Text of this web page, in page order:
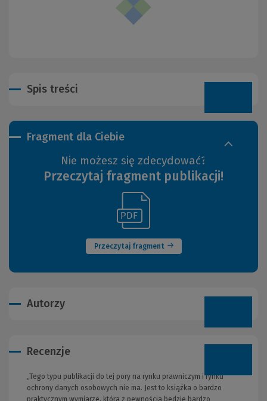
Fragment dla Ciebie
Nie możesz się zdecydować?
Przeczytaj fragment publikacji!
Przeczytaj fragment
(Nowe
okno)
innej
Spis treści
Autorzy
Recenzje
„Tego typu publikacji do tej pory na rynku prawniczym i rynku
ochrony danych osobowych nie ma. Jest to książka o bardzo
praktycznym wymiarze, która z pewnością będzie bardzo